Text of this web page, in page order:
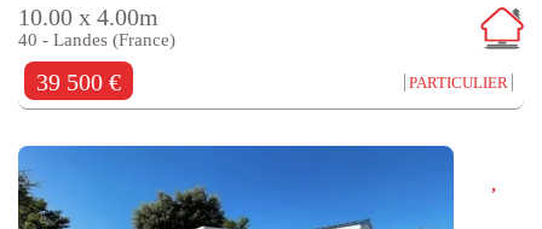
10.00 x 4.00m
40 - Landes (France)
39 500 € PARTICULIER